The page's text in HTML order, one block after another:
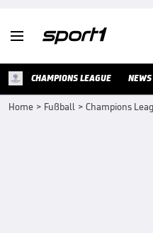

CHAMPIONS LEAGUE NEWS
Home > Fußball > Champions